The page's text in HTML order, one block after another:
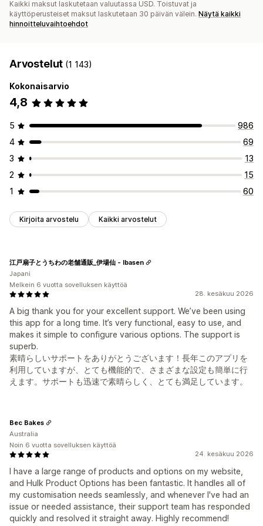
Kaikki maksut laskutetaan valuutassa USD. Toistuvat ja
käyttöperusteiset maksut laskutetaan 30 päivän välein. Näytä kaikki
hinnoitteluvaihtoehdot
Arvostelut (1 143)
Kokonaisarvio
4,8
5
986
4
69
3
13
2
15
1
60
Kirjoita arvostelu Kaikki arvostelut
28. kesäkuu 2026
A big thank you for your excellent support. We’ve been using
this app for a long time. It’s very functional, easy to use, and
makes it simple to configure various options. The support is
superb.
素晴らしいサポートをありがとうございます！長年このアプリを
利用していますが、とても機能的で、さまざまな設定も簡単に行
えます。サポートも迅速で素晴らしく、とても満足しています。
江戸扇子とうちわの老舗通販_伊場仙 - Ibasen
Japani
Melkein 6 vuotta sovelluksen käyttöä
24. kesäkuu 2026
I have a large range of products and options on my website,
and Hulk Product Options has been fantastic. It handles all of
my customisation needs seamlessly, and whenever I've had an
issue or needed assistance, their support team has responded
quickly and resolved it straight away. Highly recommend!
Bec Bakes
Australia
Noin 6 vuotta sovelluksen käyttöä